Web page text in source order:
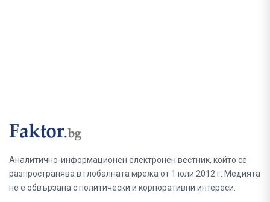
Аналитично-информационен електронен вестник, който се
разпространява в глобалната мрежа от 1 юли 2012 г. Медията
не е обвързана с политически и корпоративни интереси.